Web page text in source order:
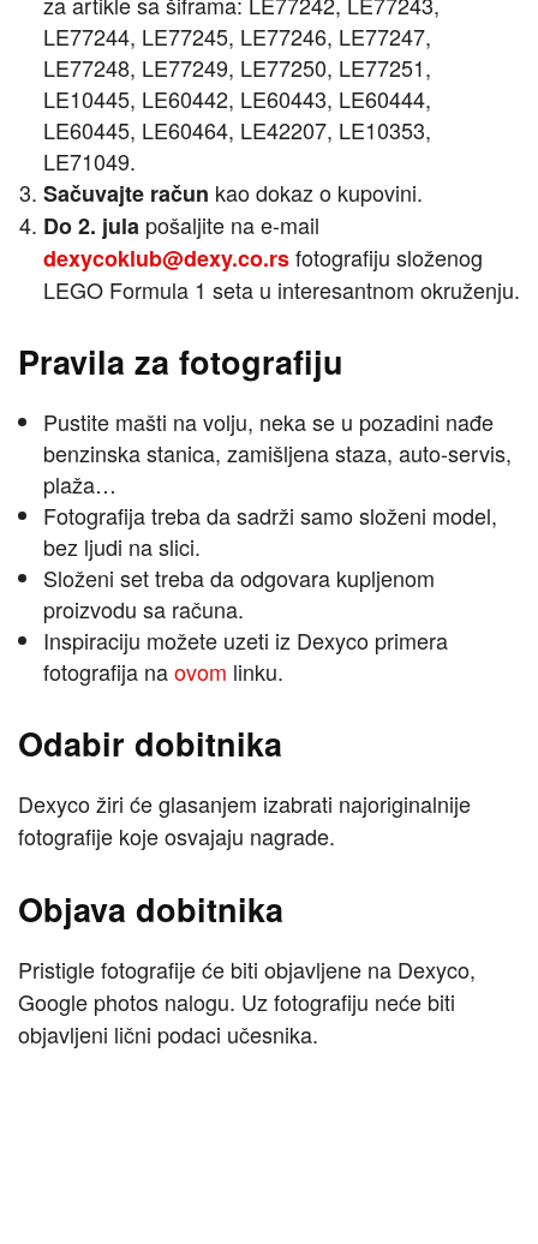
LE77244, LE77245, LE77246, LE77247,
LE77248, LE77249, LE77250, LE77251,
LE10445, LE60442, LE60443, LE60444,
LE60445, LE60464, LE42207, LE10353,
LE71049.
Sačuvajte račun kao dokaz o kupovini.
Do 2. jula pošaljite na e-mail
dexycoklub@dexy.co.rsfotografiju složenog
LEGO Formula 1 seta u interesantnom okruženju.
Pravila za fotografiju
Pustite mašti na volju, neka se u pozadini nađe
benzinska stanica, zamišljena staza, auto-servis,
plaža…
Fotografija treba da sadrži samo složeni model,
bez ljudi na slici.
Složeni set treba da odgovara kupljenom
proizvodu sa računa.
Inspiraciju možete uzeti iz Dexyco primera
fotografija naovom linku.
Odabir dobitnika
Dexyco žiri će glasanjem izabrati najoriginalnije
fotografije koje osvajaju nagrade.
Objava dobitnika
Pristigle fotografije će biti objavljene na Dexyco,
Google photos nalogu. Uz fotografiju neće biti
objavljeni lični podaci učesnika.